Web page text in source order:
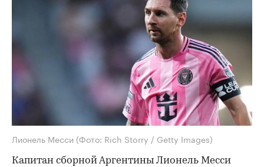
Лионель Месси (Фото: Rich Storry / Getty Images)
Капитан сборной Аргентины Лионель Месси